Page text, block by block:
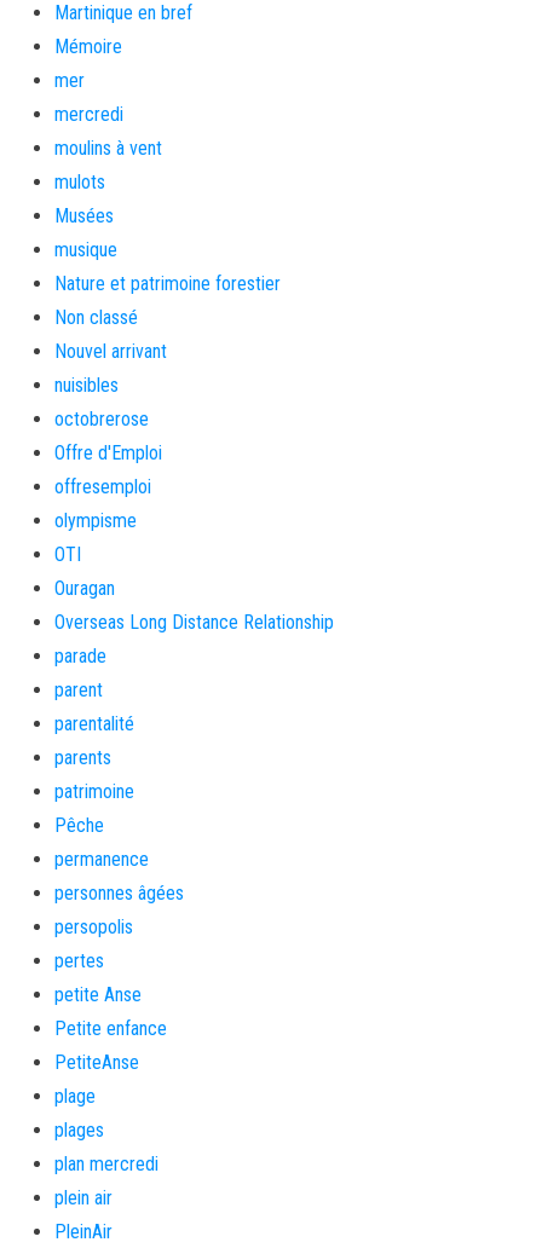
Martinique en bref
Mémoire
mer
mercredi
moulins à vent
mulots
Musées
musique
Nature et patrimoine forestier
Non classé
Nouvel arrivant
nuisibles
octobrerose
Offre d'Emploi
offresemploi
olympisme
OTI
Ouragan
Overseas Long Distance Relationship
parade
parent
parentalité
parents
patrimoine
Pêche
permanence
personnes âgées
persopolis
pertes
petite Anse
Petite enfance
PetiteAnse
plage
plages
plan mercredi
plein air
PleinAir